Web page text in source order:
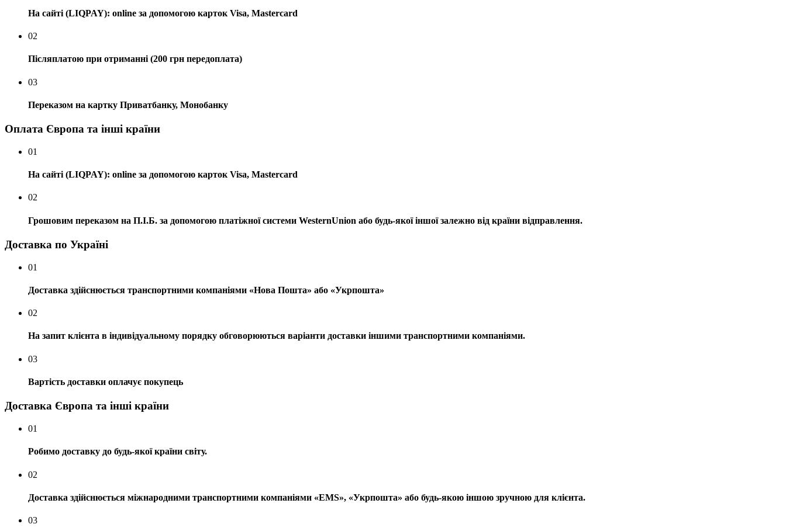
На сайті (LIQPAY): online за допомогою карток Visa, Mastercard
02
Післяплатою при отриманні (200 грн передоплата)
03
Переказом на картку Приватбанку, Монобанку
Оплата Європа та інші країни
01
На сайті (LIQPAY): online за допомогою карток Visa, Mastercard
02
Грошовим переказом на П.І.Б. за допомогою платіжної системи WesternUnion або будь-якої іншої залежно від країни відправлення.
Доставка по Україні
01
Доставка здійснюється транспортними компаніями «Нова Пошта» або «Укрпошта»
02
На запит клієнта в індивідуальному порядку обговорюються варіанти доставки іншими транспортними компаніями.
03
Вартість доставки оплачує покупець
Доставка Європа та інші країни
01
Робимо доставку до будь-якої країни світу.
02
Доставка здійснюється міжнародними транспортними компаніями «EMS», «Укрпошта» або будь-якою іншою зручною для клієнта.
03